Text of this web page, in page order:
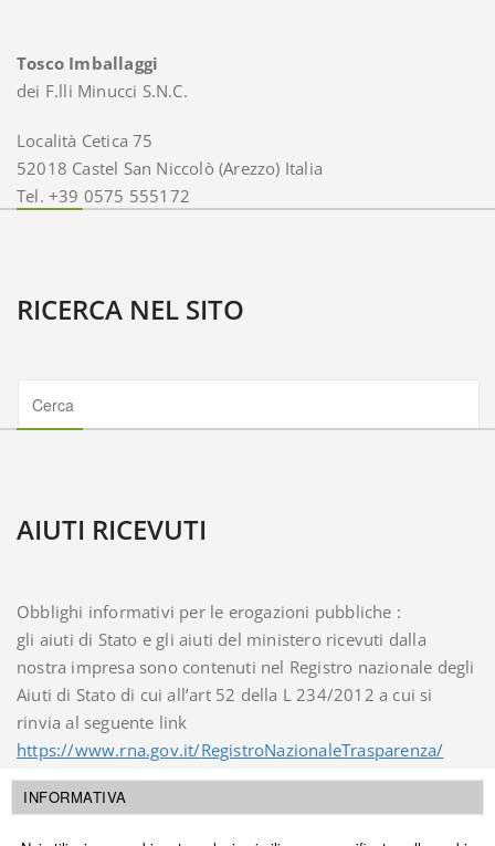
Tosco Imballaggi
dei F.lli Minucci S.N.C.
Località Cetica 75
52018 Castel San Niccolò (Arezzo) Italia
Tel. +39 0575 555172
RICERCA NEL SITO
AIUTI RICEVUTI
Obblighi informativi per le erogazioni pubbliche :
gli aiuti di Stato e gli aiuti del ministero ricevuti dalla
nostra impresa sono contenuti nel Registro nazionale degli
Aiuti di Stato di cui all’art 52 della L 234/2012 a cui si
rinvia al seguente link
https://www.rna.gov.it/RegistroNazionaleTrasparenza/
faces/pages/TrasparenzaAiuto.jspx
INFORMATIVA